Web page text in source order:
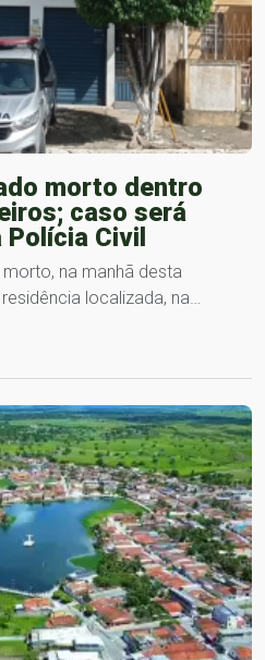
morto dentro
caso será
Civil
na manhã desta
localizada, na…